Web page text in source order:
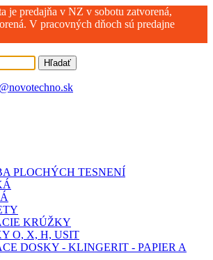
je predajňa v NZ v sobotu zatvorená,
V pracovných dňoch sú predajne
Hľadať
PLOCHÝCH TESNENÍ
KRÚŽKY
O, X, H, USIT
DOSKY - KLINGERIT - PAPIER A